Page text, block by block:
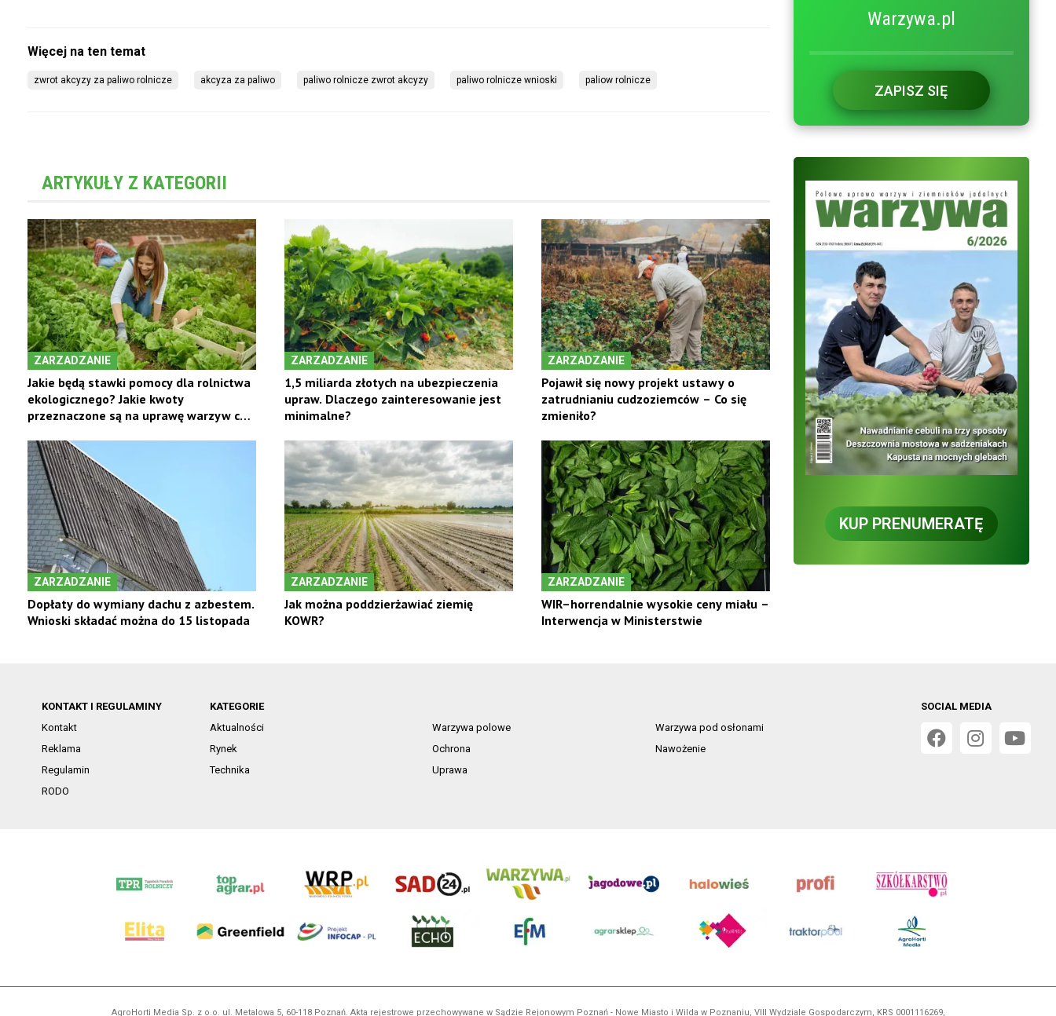
zwrot akcyzy za paliwo rolnicze akcyza za paliwo paliwo rolnicze zwrot akcyzy paliwo rolnicze wnioski paliow rolnicze
ARTYKUŁY Z KATEGORII
ZARZADZANIE
Jakie będą stawki pomocy dla rolnictwa
ekologicznego? Jakie kwoty
przeznaczone są na uprawę warzyw czy
ZARZADZANIE
1,5 miliarda złotych na ubezpieczenia
upraw. Dlaczego zainteresowanie jest
minimalne?
ZARZADZANIE
Pojawił się nowy projekt ustawy o
zatrudnianiu cudzoziemców – Co się
zmieniło?
ZARZADZANIE
Dopłaty do wymiany dachu z azbestem.
Wnioski składać można do 15 listopada
ZARZADZANIE
Jak można poddzierżawiać ziemię
KOWR?
ZARZADZANIE
WIR–horrendalnie wysokie ceny miału –
Interwencja w Ministerstwie
Warzywa.pl
ZAPISZ SIĘ
KUP PRENUMERATĘ
KONTAKT I REGULAMINY
Kontakt
Reklama
Regulamin
RODO
KATEGORIE
Aktualności
Warzywa polowe
Warzywa pod osłonami
Rynek
Ochrona
Nawożenie
Technika
Uprawa
SOCIAL MEDIA
AgroHorti Media Sp. z o.o. ul. Metalowa 5, 60-118 Poznań. Akta rejestrowe przechowywane w Sądzie Rejonowym Poznań - Nowe Miasto i Wilda w Poznaniu, VIII Wydziale Gospodarczym, KRS 0001116269,